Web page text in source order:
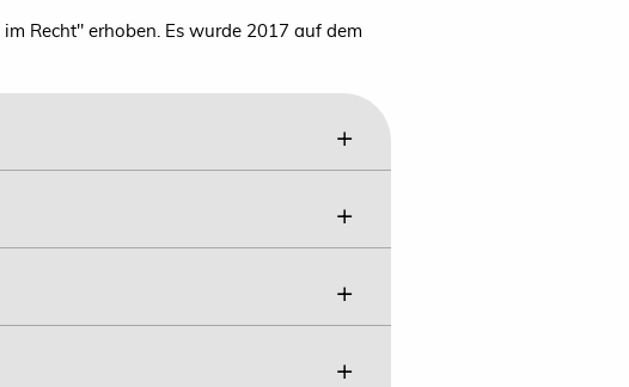
Recht" erhoben. Es wurde 2017 auf dem